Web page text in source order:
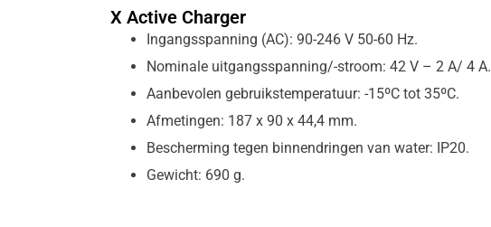
X Active Charger
Ingangsspanning (AC): 90-246 V 50-60 Hz.
Nominale uitgangsspanning/-stroom: 42 V – 2 A/ 4 A.
Aanbevolen gebruikstemperatuur: -15ºC tot 35ºC.
Afmetingen: 187 x 90 x 44,4 mm.
Bescherming tegen binnendringen van water: IP20.
Gewicht: 690 g.